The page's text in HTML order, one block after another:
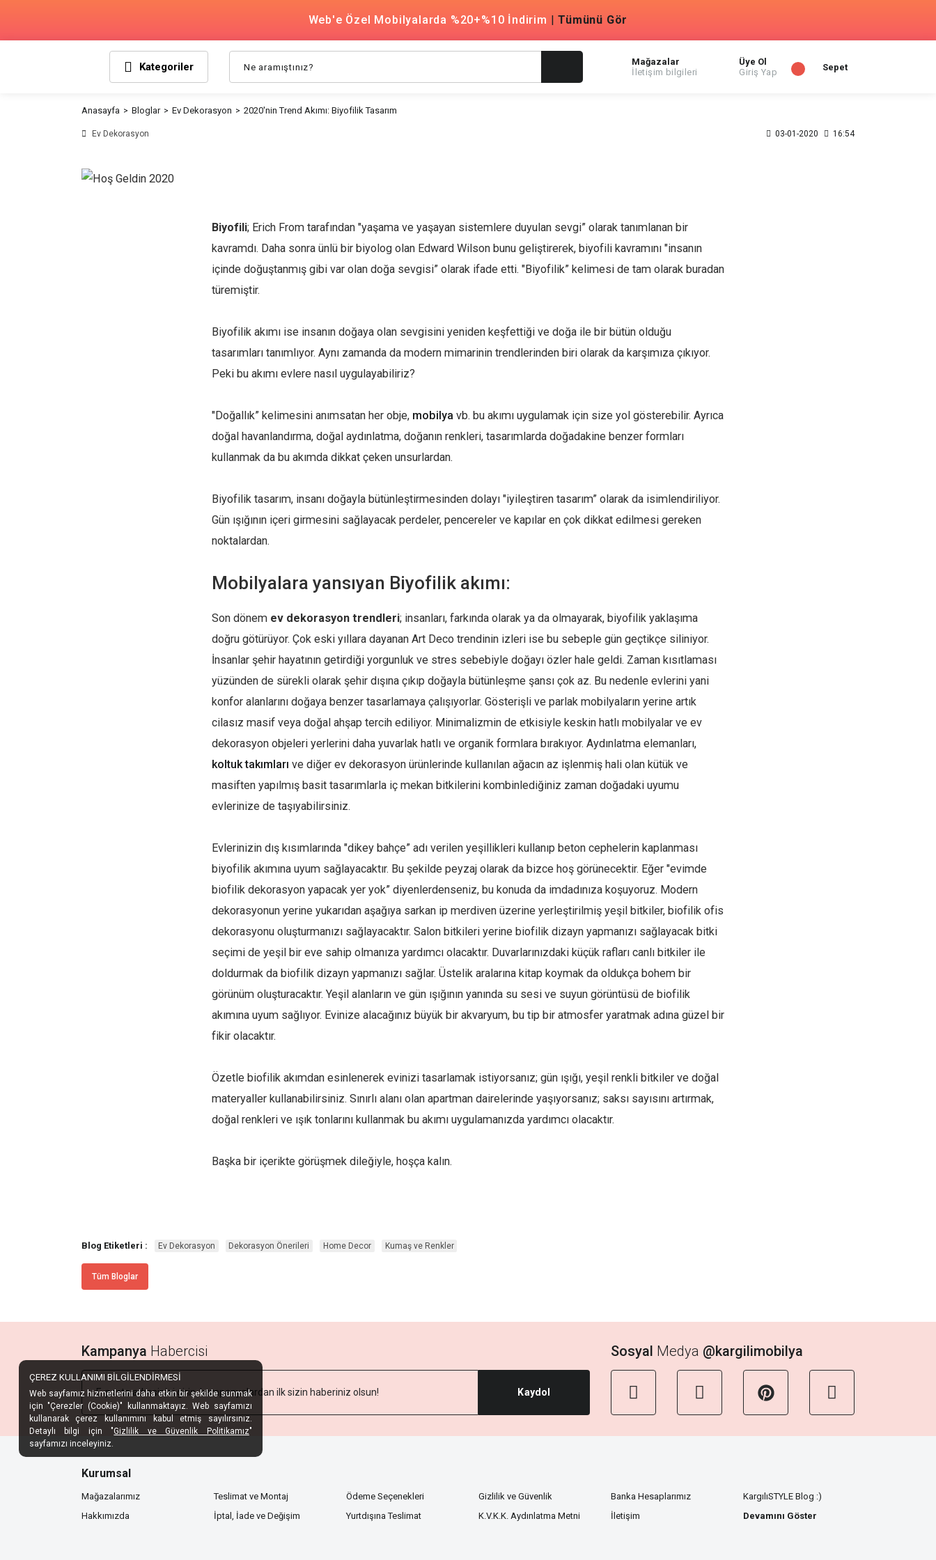
Web'e Özel Mobilyalarda %20+%10 İndirim |Tümünü Gör
Kategoriler
Mağazalar
İletişim bilgileri
Üye Ol
Giriş Yap
Sepet
Anasayfa Bloglar Ev Dekorasyon 2020'nin Trend Akımı: Biyofilik Tasarım
Ev Dekorasyon 03-01-2020 16:54
Biyofili; Erich From tarafından "yaşama ve yaşayan sistemlere duyulan sevgi” olarak tanımlanan bir
kavramdı. Daha sonra ünlü bir biyolog olan Edward Wilson bunu geliştirerek, biyofili kavramını "insanın
içinde doğuştanmış gibi var olan doğa sevgisi” olarak ifade etti. "Biyofilik” kelimesi de tam olarak buradan
türemiştir.
Biyofilik akımı ise insanın doğaya olan sevgisini yeniden keşfettiği ve doğa ile bir bütün olduğu
tasarımları tanımlıyor. Aynı zamanda da modern mimarinin trendlerinden biri olarak da karşımıza çıkıyor.
Peki bu akımı evlere nasıl uygulayabiliriz?
"Doğallık” kelimesini anımsatan her obje, mobilya vb. bu akımı uygulamak için size yol gösterebilir. Ayrıca
doğal havanlandırma, doğal aydınlatma, doğanın renkleri, tasarımlarda doğadakine benzer formları
kullanmak da bu akımda dikkat çeken unsurlardan.
Biyofilik tasarım, insanı doğayla bütünleştirmesinden dolayı "iyileştiren tasarım” olarak da isimlendiriliyor.
Gün ışığının içeri girmesini sağlayacak perdeler, pencereler ve kapılar en çok dikkat edilmesi gereken
noktalardan.
Mobilyalara yansıyan Biyofilik akımı:
Son dönem ev dekorasyon trendleri; insanları, farkında olarak ya da olmayarak, biyofilik yaklaşıma
doğru götürüyor. Çok eski yıllara dayanan Art Deco trendinin izleri ise bu sebeple gün geçtikçe siliniyor.
İnsanlar şehir hayatının getirdiği yorgunluk ve stres sebebiyle doğayı özler hale geldi. Zaman kısıtlaması
yüzünden de sürekli olarak şehir dışına çıkıp doğayla bütünleşme şansı çok az. Bu nedenle evlerini yani
konfor alanlarını doğaya benzer tasarlamaya çalışıyorlar. Gösterişli ve parlak mobilyaların yerine artık
cilasız masif veya doğal ahşap tercih ediliyor. Minimalizmin de etkisiyle keskin hatlı mobilyalar ve ev
dekorasyon objeleri yerlerini daha yuvarlak hatlı ve organik formlara bırakıyor. Aydınlatma elemanları,
koltuk takımları ve diğer ev dekorasyon ürünlerinde kullanılan ağacın az işlenmiş hali olan kütük ve
masiften yapılmış basit tasarımlarla iç mekan bitkilerini kombinlediğiniz zaman doğadaki uyumu
evlerinize de taşıyabilirsiniz.
Evlerinizin dış kısımlarında "dikey bahçe” adı verilen yeşillikleri kullanıp beton cephelerin kaplanması
biyofilik akımına uyum sağlayacaktır. Bu şekilde peyzaj olarak da bizce hoş görünecektir. Eğer "evimde
biofilik dekorasyon yapacak yer yok” diyenlerdenseniz, bu konuda da imdadınıza koşuyoruz. Modern
dekorasyonun yerine yukarıdan aşağıya sarkan ip merdiven üzerine yerleştirilmiş yeşil bitkiler, biofilik ofis
dekorasyonu oluşturmanızı sağlayacaktır. Salon bitkileri yerine biofilik dizayn yapmanızı sağlayacak bitki
seçimi de yeşil bir eve sahip olmanıza yardımcı olacaktır. Duvarlarınızdaki küçük rafları canlı bitkiler ile
doldurmak da biofilik dizayn yapmanızı sağlar. Üstelik aralarına kitap koymak da oldukça bohem bir
görünüm oluşturacaktır. Yeşil alanların ve gün ışığının yanında su sesi ve suyun görüntüsü de biofilik
akımına uyum sağlıyor. Evinize alacağınız büyük bir akvaryum, bu tip bir atmosfer yaratmak adına güzel bir
fikir olacaktır.
Özetle biofilik akımdan esinlenerek evinizi tasarlamak istiyorsanız; gün ışığı, yeşil renkli bitkiler ve doğal
materyaller kullanabilirsiniz. Sınırlı alanı olan apartman dairelerinde yaşıyorsanız; saksı sayısını artırmak,
doğal renkleri ve ışık tonlarını kullanmak bu akımı uygulamanızda yardımcı olacaktır.
Başka bir içerikte görüşmek dileğiyle, hoşça kalın.
Blog Etiketleri : Ev Dekorasyon Dekorasyon Önerileri Home Decor Kumaş ve Renkler
Tüm Bloglar
Kampanya Habercisi
Kaydol
Sosyal Medya @kargilimobilya
Kurumsal
Mağazalarımız
Hakkımızda
Teslimat ve Montaj
İptal, İade ve Değişim
Ödeme Seçenekleri
Yurtdışına Teslimat
Gizlilik ve Güvenlik
K.V.K.K. Aydınlatma Metni
Banka Hesaplarımız
İletişim
KargılıSTYLE Blog :)
ÇEREZ KULLANIMI BİLGİLENDİRMESİ
Web sayfamız hizmetlerini daha etkin bir şekilde sunmak
için "Çerezler (Cookie)" kullanmaktayız. Web sayfamızı
kullanarak çerez kullanımını kabul etmiş sayılırsınız.
Detaylı bilgi için "Gizlilik ve Güvenlik Politikamız"
sayfamızı inceleyiniz.